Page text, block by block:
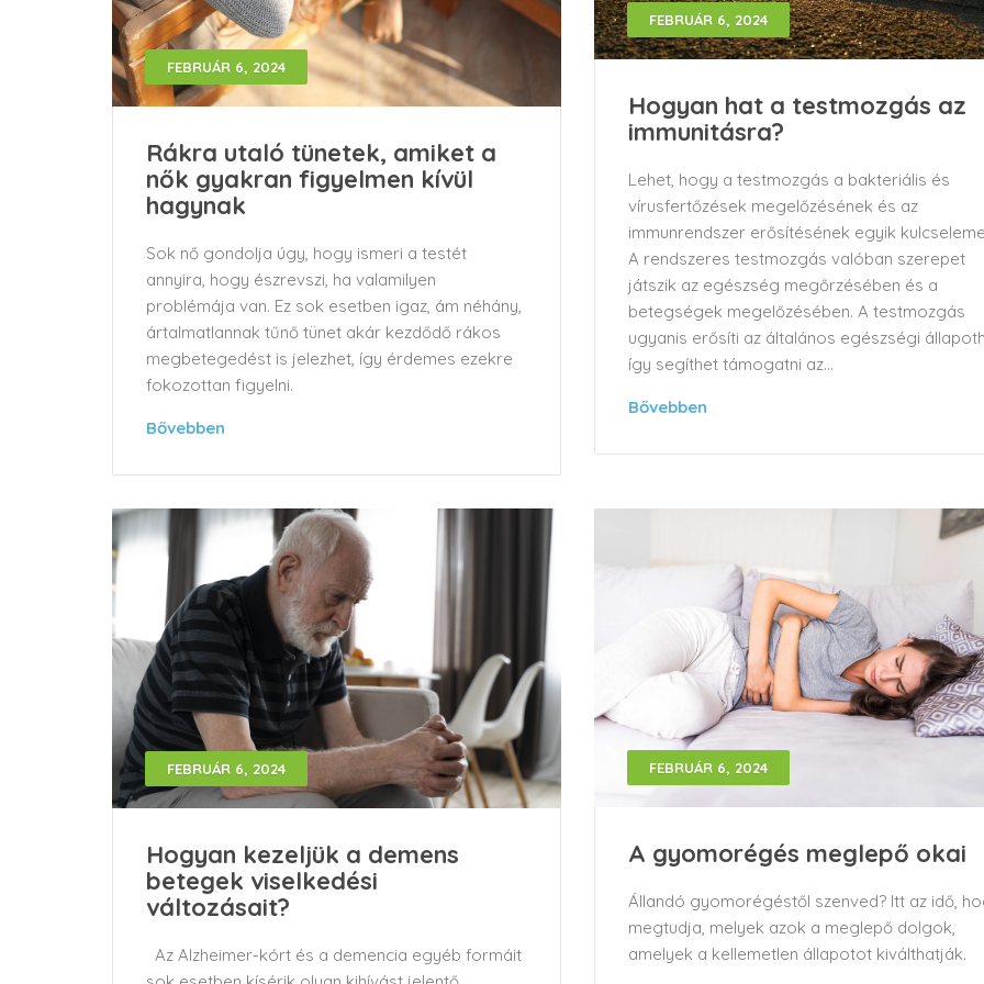
FEBRUÁR 6, 2024
Rákra utaló tünetek, amiket a
nők gyakran figyelmen kívül
hagynak
Sok nő gondolja úgy, hogy ismeri a testét
annyira, hogy észrevszi, ha valamilyen
problémája van. Ez sok esetben igaz, ám néhány,
ártalmatlannak tűnő tünet akár kezdődő rákos
megbetegedést is jelezhet, így érdemes ezekre
fokozottan figyelni.
Bővebben
FEBRUÁR 6, 2024
Hogyan hat a testmozgás az
immunitásra?
Lehet, hogy a testmozgás a bakteriális és
vírusfertőzések megelőzésének és az
immunrendszer erősítésének egyik
A rendszeres testmozgás valóban szerepet
játszik az egészség megőrzésében és a
betegségek megelőzésében. A testmozgás
ugyanis erősíti az általános egészségi
így segíthet támogatni az...
Bővebben
FEBRUÁR 6, 2024
Hogyan kezeljük a demens
betegek viselkedési
változásait?
Az Alzheimer-kórt és a demencia egyéb formáit
FEBRUÁR 6, 2024
A gyomorégés meglepő okai
Állandó gyomorégéstől szenved? Itt az idő,
megtudja, melyek azok a meglepő dolgok,
amelyek a kellemetlen állapotot kiválthatják.